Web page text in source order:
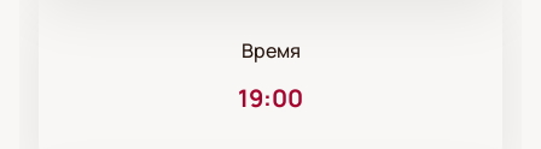
Время
19:00